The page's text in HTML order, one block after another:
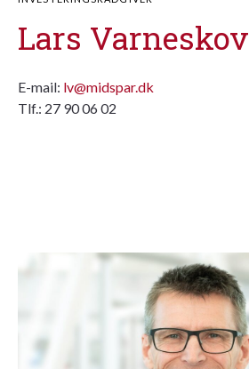
Lars Varneskov
E-mail: lv@midspar.dk
Tlf.: 27 90 06 02